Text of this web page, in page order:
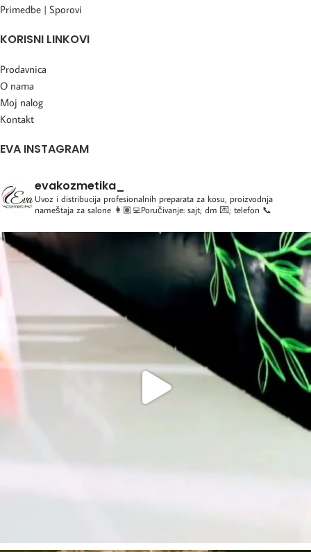
Primedbe | Sporovi
KORISNI LINKOVI
Prodavnica
O nama
Moj nalog
Kontakt
EVA INSTAGRAM
evakozmetika_
Uvoz i distribucija profesionalnih preparata za kosu, proizvodnja
nameštaja za salone 👩🏽‍💻Poručivanje: sajt; dm 💌; telefon 📞